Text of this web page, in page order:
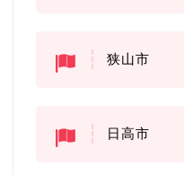
狭山市
日高市